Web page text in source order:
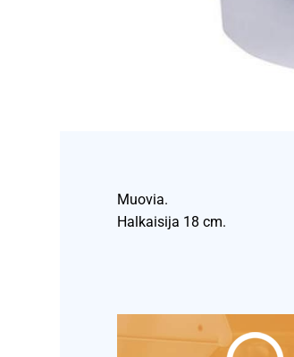
Muovia.
Halkaisija 18 cm.